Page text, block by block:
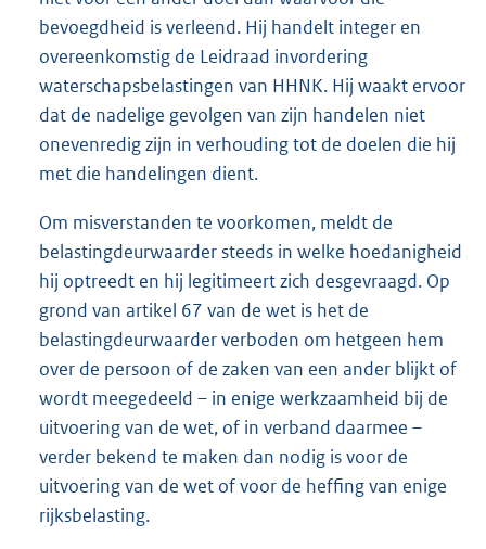
bevoegdheid is verleend. Hij handelt integer en
overeenkomstig de Leidraad invordering
waterschapsbelastingen van HHNK. Hij waakt ervoor
dat de nadelige gevolgen van zijn handelen niet
onevenredig zijn in verhouding tot de doelen die hij
met die handelingen dient.
Om misverstanden te voorkomen, meldt de
belastingdeurwaarder steeds in welke hoedanigheid
hij optreedt en hij legitimeert zich desgevraagd. Op
grond van artikel 67 van de wet is het de
belastingdeurwaarder verboden om hetgeen hem
over de persoon of de zaken van een ander blijkt of
wordt meegedeeld – in enige werkzaamheid bij de
uitvoering van de wet, of in verband daarmee –
verder bekend te maken dan nodig is voor de
uitvoering van de wet of voor de heffing van enige
rijksbelasting.